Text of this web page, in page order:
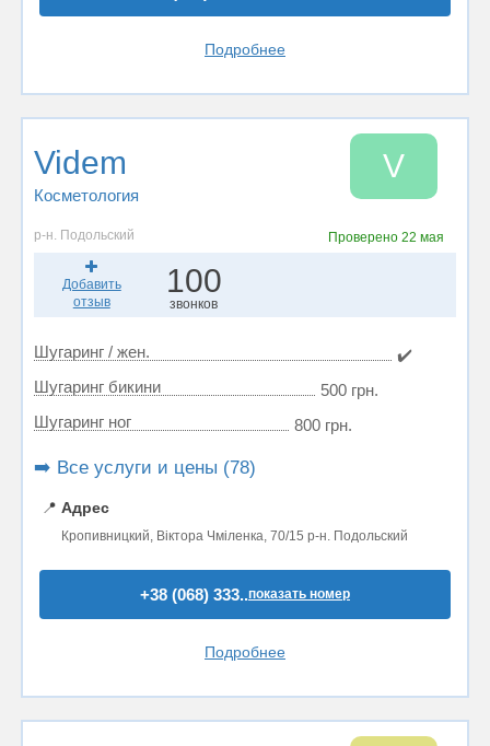
Подробнее
Videm
Косметология
V
р-н. Подольский Проверено 22 мая
Добавить
отзыв
100
звонков
Шугаринг / жен.
✔️
Шугаринг бикини
500 грн.
Шугаринг ног
800 грн.
➡️ Все услуги и цены (78)
📍 Адрес
Кропивницкий, Віктора Чміленка, 70/15 р-н. Подольский
+38 (068) 333..показать номер
Подробнее